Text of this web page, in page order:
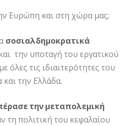
Ευρώπη και στη χώρα μας;
σοσιαλδημοκρατικά
την υποταγή του εργατικού
τις ιδιαιτερότητες του
την Ελλάδα.
την μεταπολεμική
πολιτική του κεφαλαίου